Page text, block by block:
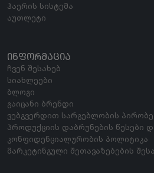
ჰაერის სისტემა
აუთლეტი
ᲘᲜᲤᲝᲠᲛᲐᲪᲘᲐ
ჩვენ შესახებ
სიახლეები
ბლოგი
გაიცანი ბრენდი
ვებგვერდით სარგებლობის
პროდუქციის დაბრუნების წესები
კონფიდენციალურობის პოლიტიკა
მარკეტინგული შეთავაზებების